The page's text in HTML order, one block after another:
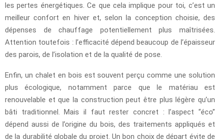
les pertes énergétiques. Ce que cela implique pour toi, c’est un
meilleur confort en hiver et, selon la conception choisie, des
dépenses de chauffage potentiellement plus maîtrisées.
Attention toutefois : l’efficacité dépend beaucoup de l’épaisseur
des parois, de l’isolation et de la qualité de pose.
Enfin, un chalet en bois est souvent perçu comme une solution
plus écologique, notamment parce que le matériau est
renouvelable et que la construction peut être plus légère qu’un
bâti traditionnel. Mais il faut rester concret : l’aspect “éco”
dépend aussi de l’origine du bois, des traitements appliqués et
de la durabilité globale du projet. Un bon choix de départ évite de